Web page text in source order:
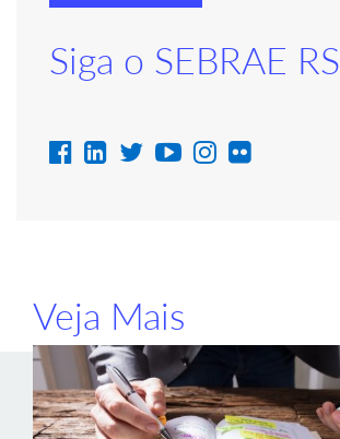
Siga o SEBRAE RS
Veja Mais